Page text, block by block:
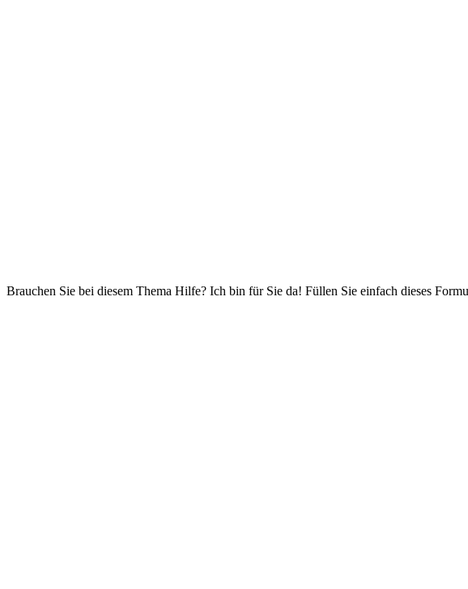
Brauchen Sie bei diesem Thema Hilfe? Ich bin für Sie da! Füllen Sie einfach dieses